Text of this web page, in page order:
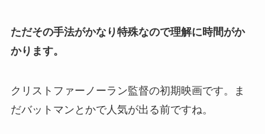
ただその手法がかなり特殊なので理解に時間がか
かります。
クリストファーノーラン監督の初期映画です。ま
だバットマンとかで人気が出る前ですね。